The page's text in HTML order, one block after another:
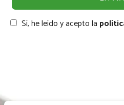
Sí, he leído y acepto la